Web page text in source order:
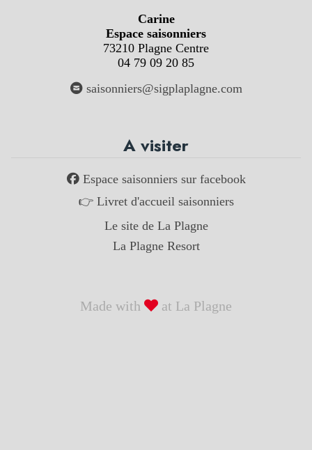
Carine
Espace saisonniers
73210 Plagne Centre
04 79 09 20 85
saisonniers@sigplaplagne.com
A visiter
Espace saisonniers sur facebook
👉 Livret d'accueil saisonniers
Le site de La Plagne
La Plagne Resort
Made with at La Plagne